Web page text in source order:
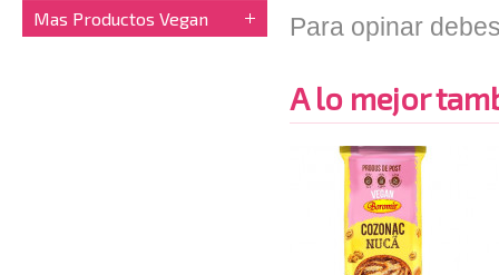
Mas Productos Vegan
Para opinar
A lo mejor